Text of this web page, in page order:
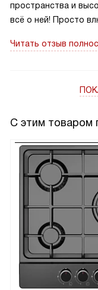
пространства и
всё о ней! Просто
продуктов.
Читать отзыв
С этим товаром